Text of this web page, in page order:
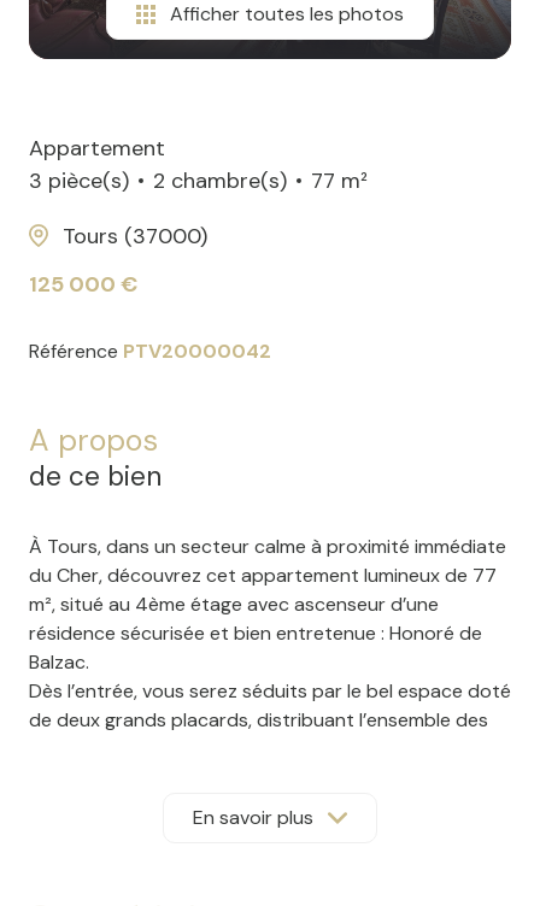
Afficher toutes les photos
Appartement
3 pièce(s)
2 chambre(s)
77 m²
Tours (37000)
125 000 €
Référence PTV20000042
A propos
de ce bien
À Tours, dans un secteur calme à proximité immédiate
du Cher, découvrez cet appartement lumineux de 77
m², situé au 4ème étage avec ascenseur d’une
résidence sécurisée et bien entretenue : Honoré de
Balzac.
Dès l’entrée, vous serez séduits par le bel espace doté
de deux grands placards, distribuant l’ensemble des
balcon agréable, équipé d’un store banne électrique,
idéal pour profiter des beaux jours. La cuisine séparée,
En savoir plus